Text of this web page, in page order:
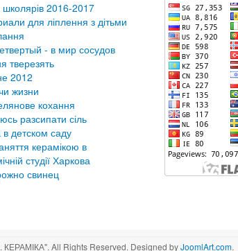
школярів 2016-2017
для ліплення з дітьми
- в мир сосудов
тверезять
2012
жизни
кохання
разсипати сіль
детском саду
керамікою в
студії Харкова
свинец
All Rights Reserved. Designed byJoomlArt.com.